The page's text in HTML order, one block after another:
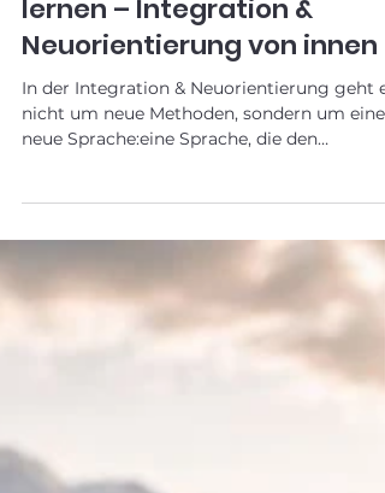
Nervensystem regulieren
lernen – Integration &
Neuorientierung von innen
In der Integration & Neuorientierung geht es
Nervensystem versteht.